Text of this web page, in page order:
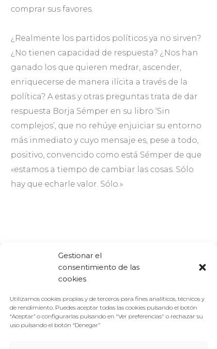
Gestionar el
consentimiento de las
cookies
Utilizamos cookies propias y de terceros para fines analíticos, técnicos y
de rendimiento. Puedes aceptar todas las cookies pulsando el botón
“Aceptar” o configurarlas pulsando en "Ver preferencias" o rechazar su
uso pulsando el botón “Denegar”
comprar sus favores.
¿Realmente los partidos políticos ya no sirven?
¿No tienen capacidad de respuesta? ¿Nos han
ganado los que quieren medrar, ascender,
enriquecerse de manera ilícita a través de la
política? A estas y otras preguntas trata de dar
respuesta Borja Sémper en su libro ‘Sin
complejos’, que no rehúye enjuiciar su entorno
más inmediato y cuyo mensaje es, pese a todo,
positivo, convencido como está Sémper de que
«estamos a tiempo de cambiar las cosas. Sólo
hay que echarle valor. Sólo.»
Comparte: Facebook Twitter